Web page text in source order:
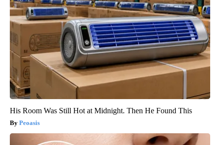
His Room Was Still Hot at Midnight. Then He Found This
Peoasis